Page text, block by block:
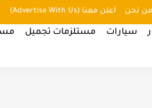
من نحن أعلن معنا (Advertise With Us)
سيارات مستلزمات تجميل